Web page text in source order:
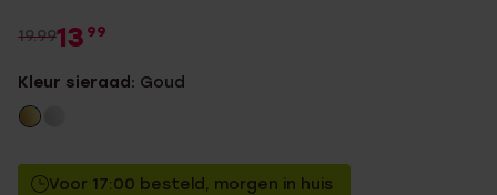
19.9913 99
Kleur sieraad: Goud
Voor 17:00 besteld, morgen in huis